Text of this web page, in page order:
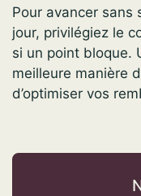
Pour avancer sans
jour, privilégiez le
si un point bloque.
meilleure manière
d’optimiser vos